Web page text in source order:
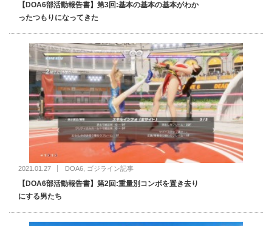
【DOA6部活動報告書】第3回:基本の基本の基本がわか
ったつもりになってきた
2021.01.27 DOA6 ゴジライン記事
【DOA6部活動報告書】第2回:重量別コンボを置き去り
にする男たち